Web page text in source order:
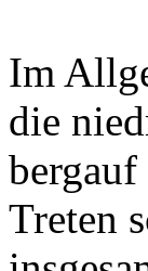
Im
die
Treten